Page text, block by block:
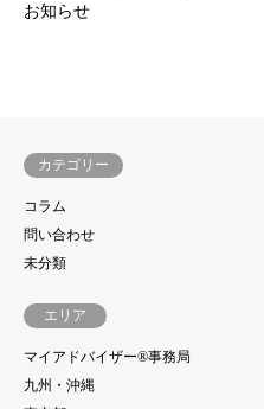
お知らせ
カテゴリー
コラム
問い合わせ
未分類
エリア
マイアドバイザー®事務局
九州・沖縄